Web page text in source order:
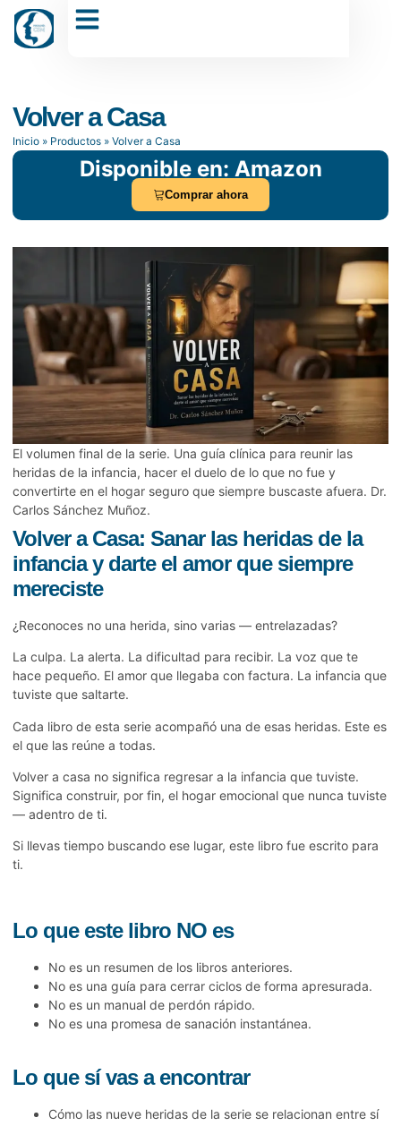
Volver a Casa
Inicio » Productos » Volver a Casa
Disponible en: Amazon
Comprar ahora
El volumen final de la serie. Una guía clínica para reunir las
heridas de la infancia, hacer el duelo de lo que no fue y
convertirte en el hogar seguro que siempre buscaste afuera. Dr.
Carlos Sánchez Muñoz.
Volver a Casa: Sanar las heridas de la
infancia y darte el amor que siempre
mereciste
¿Reconoces no una herida, sino varias — entrelazadas?
La culpa. La alerta. La dificultad para recibir. La voz que te
hace pequeño. El amor que llegaba con factura. La infancia que
tuviste que saltarte.
Cada libro de esta serie acompañó una de esas heridas. Este es
el que las reúne a todas.
Volver a casa no significa regresar a la infancia que tuviste.
Significa construir, por fin, el hogar emocional que nunca tuviste
— adentro de ti.
Si llevas tiempo buscando ese lugar, este libro fue escrito para
ti.
Lo que este libro NO es
No es un resumen de los libros anteriores.
No es una guía para cerrar ciclos de forma apresurada.
No es un manual de perdón rápido.
No es una promesa de sanación instantánea.
Lo que sí vas a encontrar
Cómo las nueve heridas de la serie se relacionan entre sí